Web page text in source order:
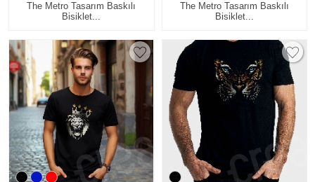
The Metro Tasarım Baskılı
Bisiklet...
The Metro Tasarım Baskılı
Bisiklet...